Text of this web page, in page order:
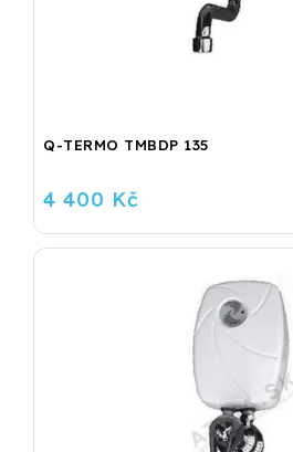
Q-TERMO TMBDP 135
4 400 Kč